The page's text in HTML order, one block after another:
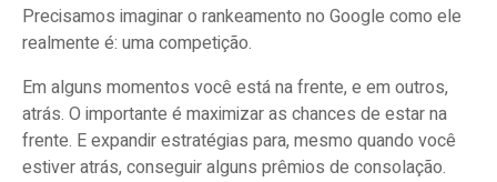
Precisamos imaginar o rankeamento no Google como ele
realmente é: uma competição.
Em alguns momentos você está na frente, e em outros,
atrás. O importante é maximizar as chances de estar na
frente. E expandir estratégias para, mesmo quando você
estiver atrás, conseguir alguns prêmios de consolação.